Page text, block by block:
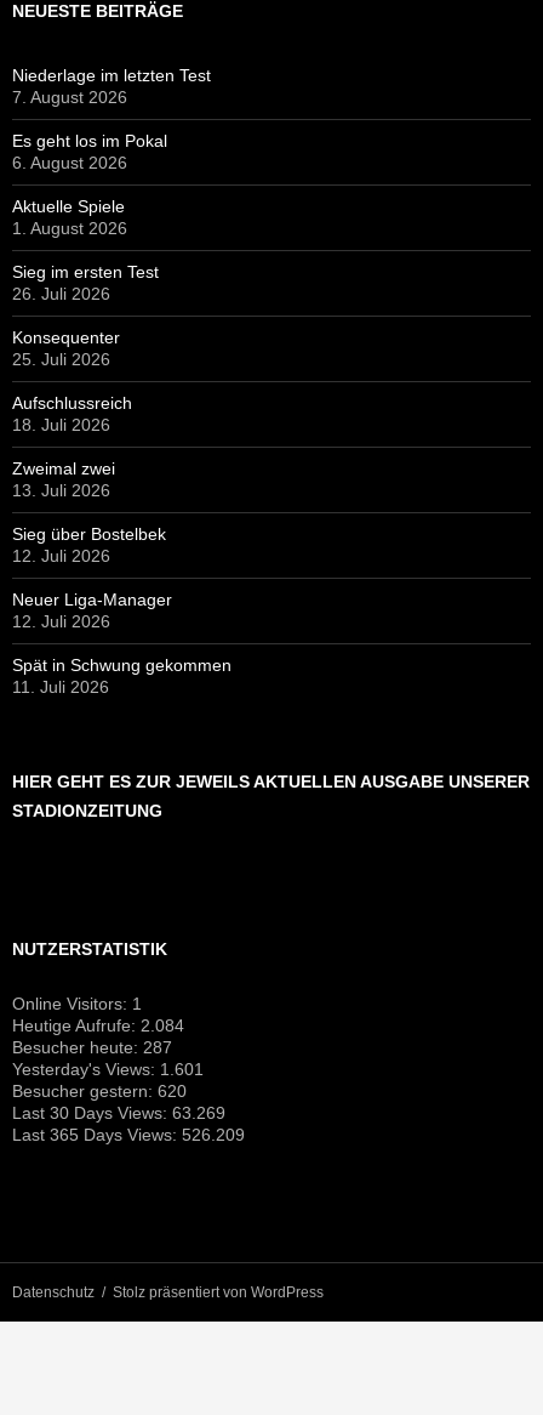
NEUESTE BEITRÄGE
Niederlage im letzten Test
7. August 2026
Es geht los im Pokal
6. August 2026
Aktuelle Spiele
1. August 2026
Sieg im ersten Test
26. Juli 2026
Konsequenter
25. Juli 2026
Aufschlussreich
18. Juli 2026
Zweimal zwei
13. Juli 2026
Sieg über Bostelbek
12. Juli 2026
Neuer Liga-Manager
12. Juli 2026
Spät in Schwung gekommen
11. Juli 2026
HIER GEHT ES ZUR JEWEILS AKTUELLEN AUSGABE UNSERER
STADIONZEITUNG
NUTZERSTATISTIK
Online Visitors: 1
Heutige Aufrufe: 2.084
Besucher heute: 287
Yesterday's Views: 1.601
Besucher gestern: 620
Last 30 Days Views: 63.269
Last 365 Days Views: 526.209
Datenschutz Stolz präsentiert von WordPress